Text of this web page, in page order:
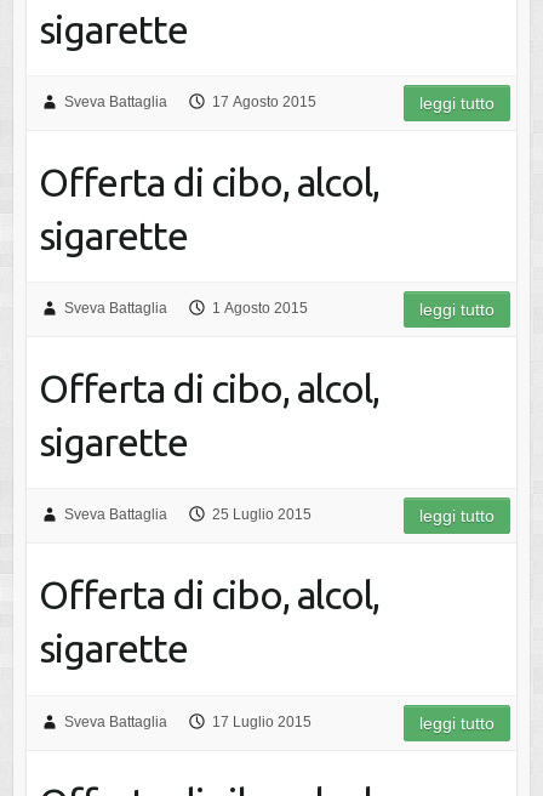
sigarette
Sveva Battaglia 17 Agosto 2015 leggi tutto
Offerta di cibo, alcol,
sigarette
Sveva Battaglia 1 Agosto 2015 leggi tutto
Offerta di cibo, alcol,
sigarette
Sveva Battaglia 25 Luglio 2015 leggi tutto
Offerta di cibo, alcol,
sigarette
Sveva Battaglia 17 Luglio 2015 leggi tutto